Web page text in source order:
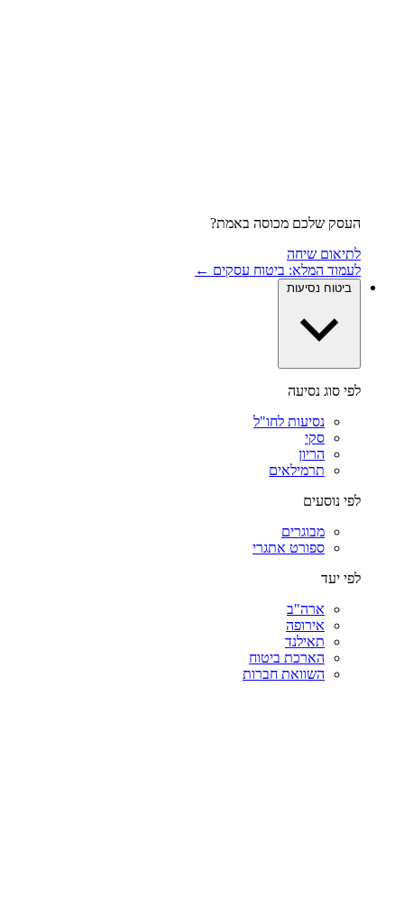
העסק שלכם מכוסה באמת?
לתיאום שיחה
לעמוד המלא: ביטוח עסקים ←
ביטוח נסיעות
לפי סוג נסיעה
נסיעות לחו"ל
סקי
הריון
תרמילאים
לפי נוסעים
מבוגרים
ספורט אתגרי
לפי יעד
ארה"ב
אירופה
תאילנד
הארכת ביטוח
השוואת חברות